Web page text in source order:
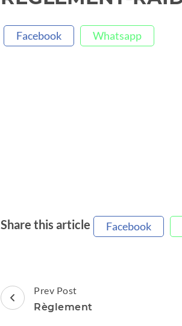
Facebook Whatsapp
Share this article Facebook
Post
Navigation
Prev Post
Règlement